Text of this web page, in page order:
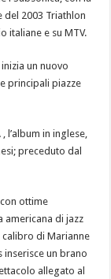
del 2003 Triathlon
italiane e su MTV.
un nuovo
principali piazze
l’album in inglese,
preceduto dal
ottime
americana di jazz
di Marianne
inserisce un brano
allegato al